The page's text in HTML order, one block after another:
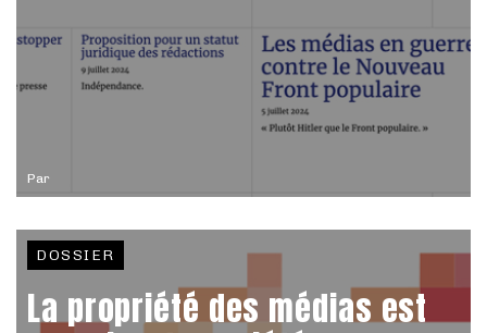
Par
DOSSIER
La propriété des médias est